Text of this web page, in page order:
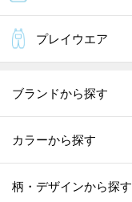
プレイウエア
ブランドから探す
カラーから探す
柄・デザインから探す